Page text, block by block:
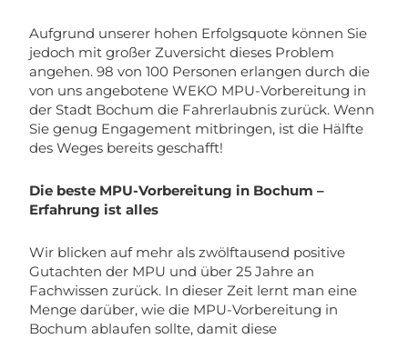
Aufgrund unserer hohen Erfolgsquote können Sie
jedoch mit großer Zuversicht dieses Problem
angehen. 98 von 100 Personen erlangen durch die
von uns angebotene WEKO MPU-Vorbereitung in
der Stadt Bochum die Fahrerlaubnis zurück. Wenn
Sie genug Engagement mitbringen, ist die Hälfte
des Weges bereits geschafft!
Die beste MPU-Vorbereitung in Bochum –
Erfahrung ist alles
Wir blicken auf mehr als zwölftausend positive
Gutachten der MPU und über 25 Jahre an
Fachwissen zurück. In dieser Zeit lernt man eine
Menge darüber, wie die MPU-Vorbereitung in
Bochum ablaufen sollte, damit diese